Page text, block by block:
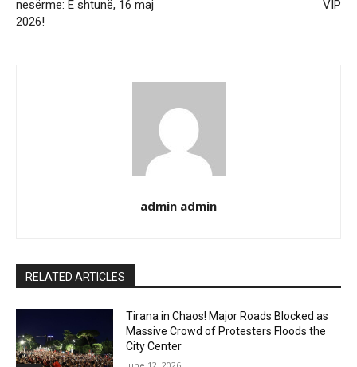
nesërme: E shtunë, 16 maj
2026!
VIP
admin admin
RELATED ARTICLES
Tirana in Chaos! Major Roads Blocked as
Massive Crowd of Protesters Floods the
City Center